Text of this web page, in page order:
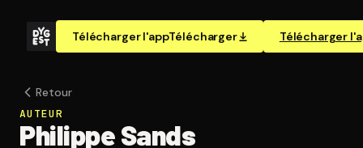
Télécharger l'appTélécharger Télécharger
Retour
AUTEUR
Philippe Sands